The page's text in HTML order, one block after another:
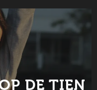
DE TIEN